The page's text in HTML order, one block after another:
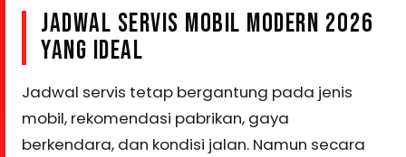
JADWAL SERVIS MOBIL MODERN 2026
YANG IDEAL
Jadwal servis tetap bergantung pada jenis
mobil, rekomendasi pabrikan, gaya
berkendara, dan kondisi jalan. Namun secara